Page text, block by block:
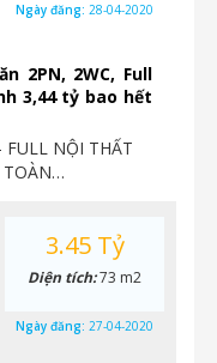
2PN, 2WC, Full
3,44 tỷ bao hết
FULL NỘI THẤT
TOÀN…
Ngày đăng: 28-04-2020
3.45 Tỷ
Diện tích:73 m2
Ngày đăng: 27-04-2020